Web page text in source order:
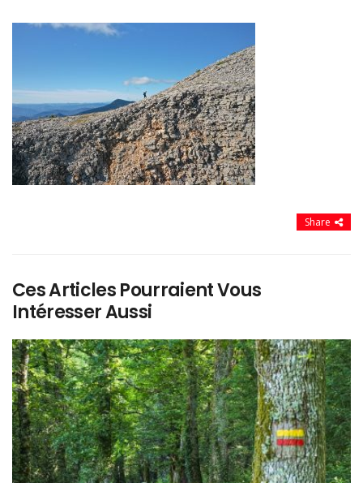
Share
Ces Articles Pourraient Vous
Intéresser Aussi